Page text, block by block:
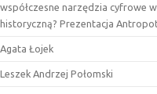
współczesne narzędzia cyfrowe
historyczną? Prezentacja
Agata Łojek
Leszek Andrzej Połomski